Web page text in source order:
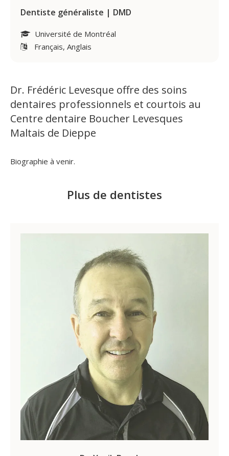
Dentiste généraliste | DMD
Université de Montréal
Français, Anglais
Dr. Frédéric Levesque offre des soins
dentaires professionnels et courtois au
Centre dentaire Boucher Levesques
Maltais de Dieppe
Biographie à venir.
Plus de dentistes